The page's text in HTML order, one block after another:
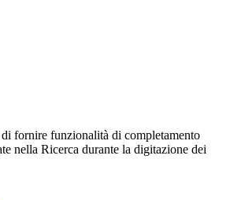
di fornire funzionalità di completamento
nella Ricerca durante la digitazione dei